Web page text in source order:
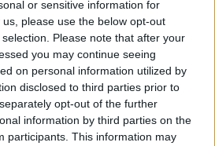
or sensitive information for
please use the below opt-out
Please note that after your
you may continue seeing
on personal information utilized by
disclosed to third parties prior to
opt-out of the further
information by third parties on the
participants. This information may